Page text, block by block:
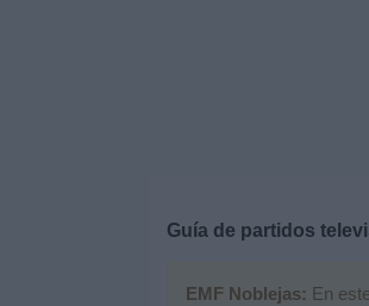
Guía de partidos
EMF Noblejas: En